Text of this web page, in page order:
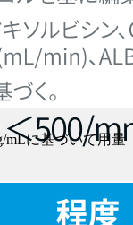
mLに基づいて用量